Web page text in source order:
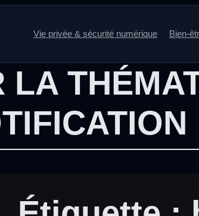
Vie privée & sécurité numérique Bien-
LA